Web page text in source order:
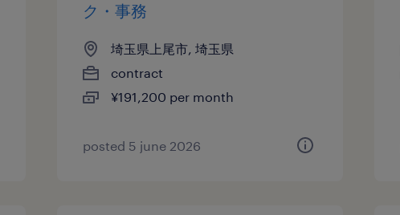
ク・事務
埼玉県上尾市, 埼玉県
contract
¥191,200 per month
posted 5 june 2026